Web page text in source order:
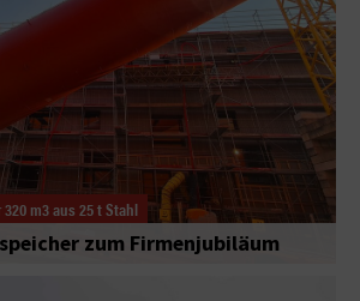
m3 aus 25 t Stahl
zum Firmenjubiläum